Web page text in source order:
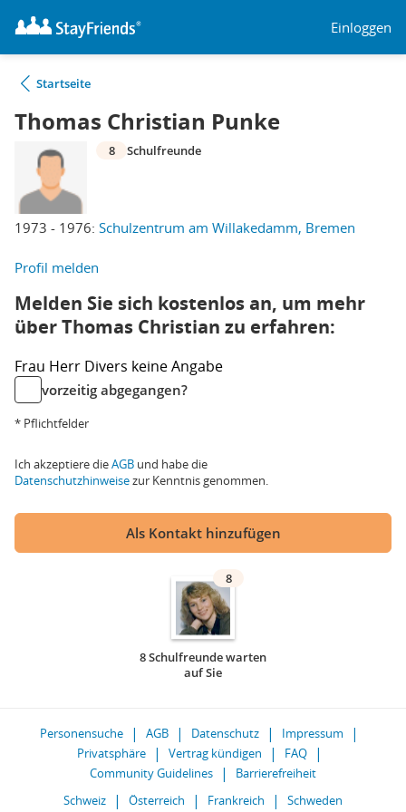
Einloggen
Startseite
Thomas Christian Punke
1973 - 1976: Schulzentrum am Willakedamm, Bremen
8 Schulfreunde
Profil melden
Melden Sie sich kostenlos an, um mehr
über Thomas Christian zu erfahren:
Frau Herr Divers keine Angabe
vorzeitig abgegangen?
* Pflichtfelder
Ich akzeptiere dieAGB und habe die
Datenschutzhinweisezur Kenntnis genommen.
Als Kontakt hinzufügen
8
8 Schulfreunde warten
auf Sie
Personensuche AGB Datenschutz
Impressum
Privatsphäre
Vertrag kündigen
FAQ
Community Guidelines
Barrierefreiheit
Schweiz
Österreich Frankreich Schweden